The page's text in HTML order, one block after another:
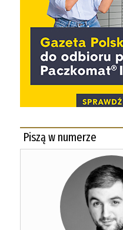
Piszą w numerze